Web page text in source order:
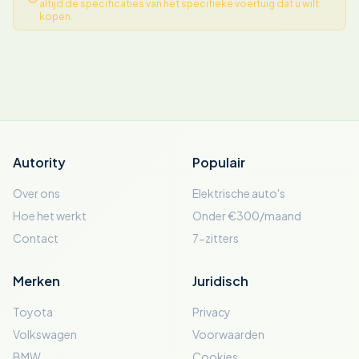
altijd de specificaties van het specifieke voertuig dat u wilt
kopen.
Autority
Over ons
Hoe het werkt
Contact
Populair
Elektrische auto's
Onder €300/maand
7-zitters
Merken
Toyota
Volkswagen
Juridisch
Privacy
Voorwaarden